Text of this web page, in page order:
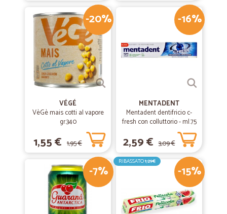
-20%
VÉGÉ
VèGè mais cotti al vapore
gr.340
1,55 € 1,95 €
-16%
MENTADENT
Mentadent dentifricio c-
fresh con colluttorio - ml.75
2,59 € 3,09 €
-7% -15%
RIBASSATO1,29€